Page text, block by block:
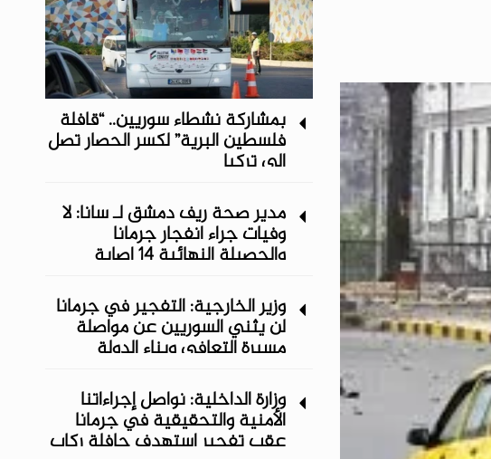
بمشاركة نشطاء سوريين.. “قافلة
فلسطين البرية” لكسر الحصار تصل
إلى تركيا
مدير صحة ريف دمشق لـ سانا: لا
وفيات جراء انفجار جرمانا
والحصيلة النهائية 14 إصابة
وزير الخارجية: التفجير في جرمانا
لن يثني السوريين عن مواصلة
مسيرة التعافي وبناء الدولة
وزارة الداخلية: نواصل إجراءاتنا
الأمنية والتحقيقية في جرمانا
عقب تفجير استهدف حافلة ركاب